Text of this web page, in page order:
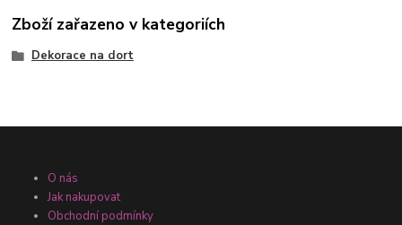
Zboží zařazeno v kategoriích
Dekorace na dort
O nás
Jak nakupovat
Obchodní podmínky